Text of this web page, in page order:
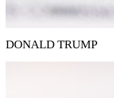
DONALD TRUMP